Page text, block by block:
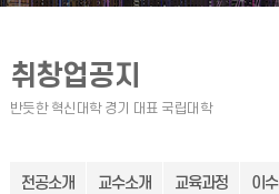
취창업공지
전공소개 교수소개 교육과정 이